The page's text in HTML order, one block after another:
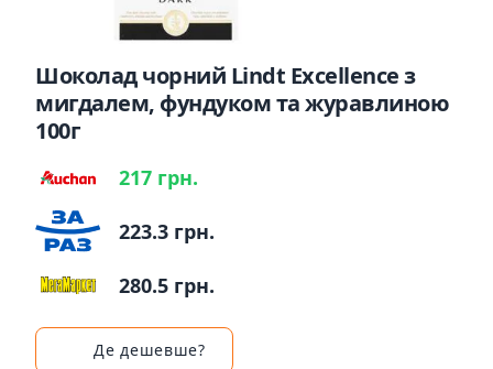
Шоколад чорний Lindt Excellence з
мигдалем, фундуком та журавлиною
100г
217 грн.
223.3 грн.
280.5 грн.
Де дешевше?